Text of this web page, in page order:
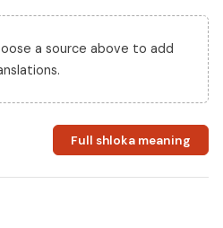
a source above to add
Full shloka meaning